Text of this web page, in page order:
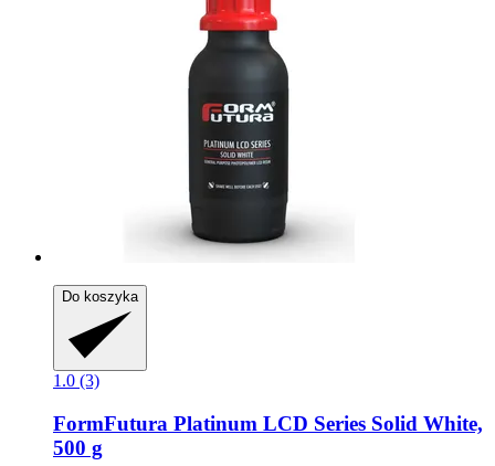
Do koszyka
1.0 (3)
FormFutura Platinum LCD Series Solid White,
500 g